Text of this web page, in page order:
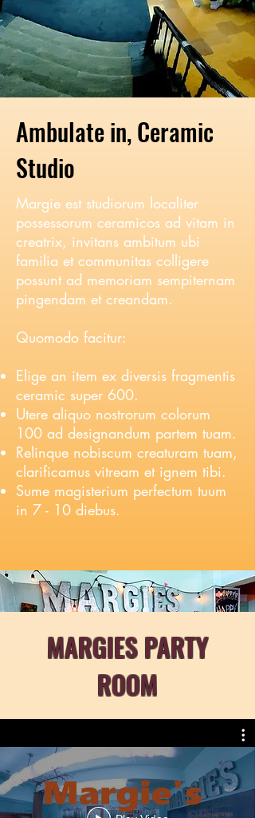
Ambulate in, Ceramic
Studio
Margie est studiorum localiter
possessorum ceramicos ad vitam in
creatrix, invitans ambitum ubi
familia et communitas colligere
possunt ad memoriam sempiternam
pingendam et creandam.
Quomodo facitur:
Elige an item ex diversis fragmentis
ceramic super 600.
Utere aliquo nostrorum colorum
100 ad designandum partem tuam.
Relinque nobiscum creaturam tuam,
clarificamus vitream et ignem tibi.
Sume magisterium perfectum tuum
in 7 - 10 diebus.
MARGIES PARTY
ROOM